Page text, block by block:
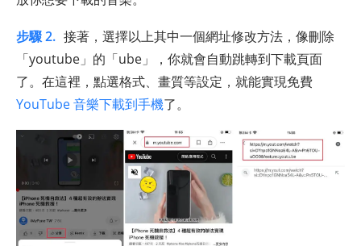
步驟 2. 接著，選擇以上其中一個網址修改方法，像刪除
「youtube」的「ube」，你就會自動跳轉到下載頁面
了。在這裡，點選格式、畫質等設定，就能實現免費
YouTube 音樂下載到手機了。